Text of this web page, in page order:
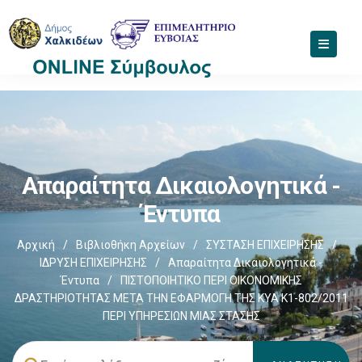
Απαραίτητα Δικαιολογητικά -
Έντυπα
Αρχική / Βιβλιοθήκη Αρχείων / ΣΥΣΤΑΣΗ ΕΠΙΧΕΙΡΗΣΗΣ
/
ΙΔΡΥΣΗ ΕΠΙΧΕΙΡΗΣΗΣ
/
Απαραίτητα Δικαιολογητικά -
Έντυπα
/
ΠΙΣΤΟΠΟΙΗΤΙΚΟ ΠΕΡΙ ΟΙΚΟΝΟΜΙΚΗΣ
ΔΡΑΣΤΗΡΙΟΤΗΤΑΣ ΜΕΤΑ ΤΗΝ ΕΦΑΡΜΟΓΗ ΤΗΣ ΚΥΑ Κ1-802/2011
ΠΕΡΙ ΥΠΗΡΕΣΙΩΝ ΜΙΑΣ ΣΤΑΣΗΣ